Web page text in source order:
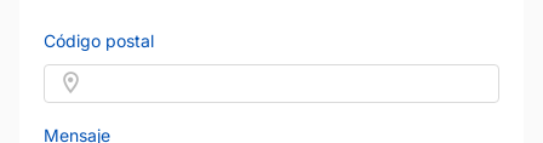
Código postal
Mensaje